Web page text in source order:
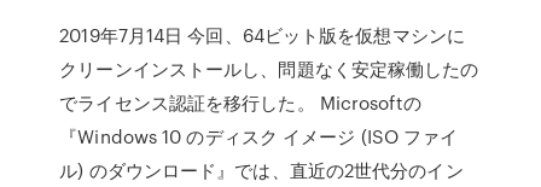
2019年7月14日 今回、64ビット版を仮想マシンに
クリーンインストールし、問題なく安定稼働したの
でライセンス認証を移行した。 Microsoftの
『Windows 10 のディスク イメージ (ISO ファイ
ル) のダウンロード』では、直近の2世代分のイン